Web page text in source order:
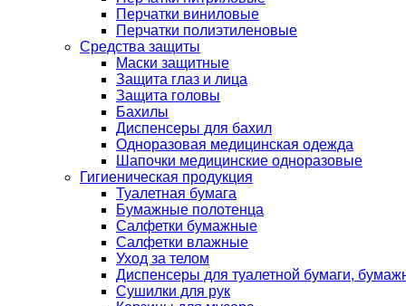
Перчатки виниловые
Перчатки полиэтиленовые
Средства защиты
Маски защитные
Защита глаз и лица
Защита головы
Бахилы
Диспенсеры для бахил
Одноразовая медицинская одежда
Шапочки медицинские одноразовые
Гигиеническая продукция
Туалетная бумага
Бумажные полотенца
Салфетки бумажные
Салфетки влажные
Уход за телом
Диспенсеры для туалетной бумаги,
Сушилки для рук